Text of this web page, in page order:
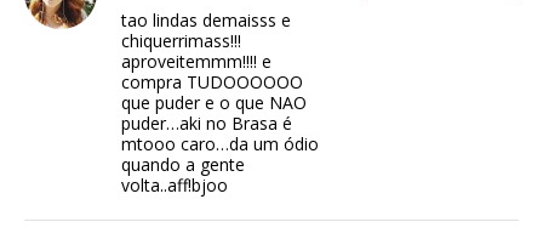
tao lindas demaisss e
chiquerrimass!!!
aproveitemmm!!!! e
compra TUDOOOOOO
que puder e o que NAO
puder…aki no Brasa é
mtooo caro…da um ódio
quando a gente
volta..aff!bjoo